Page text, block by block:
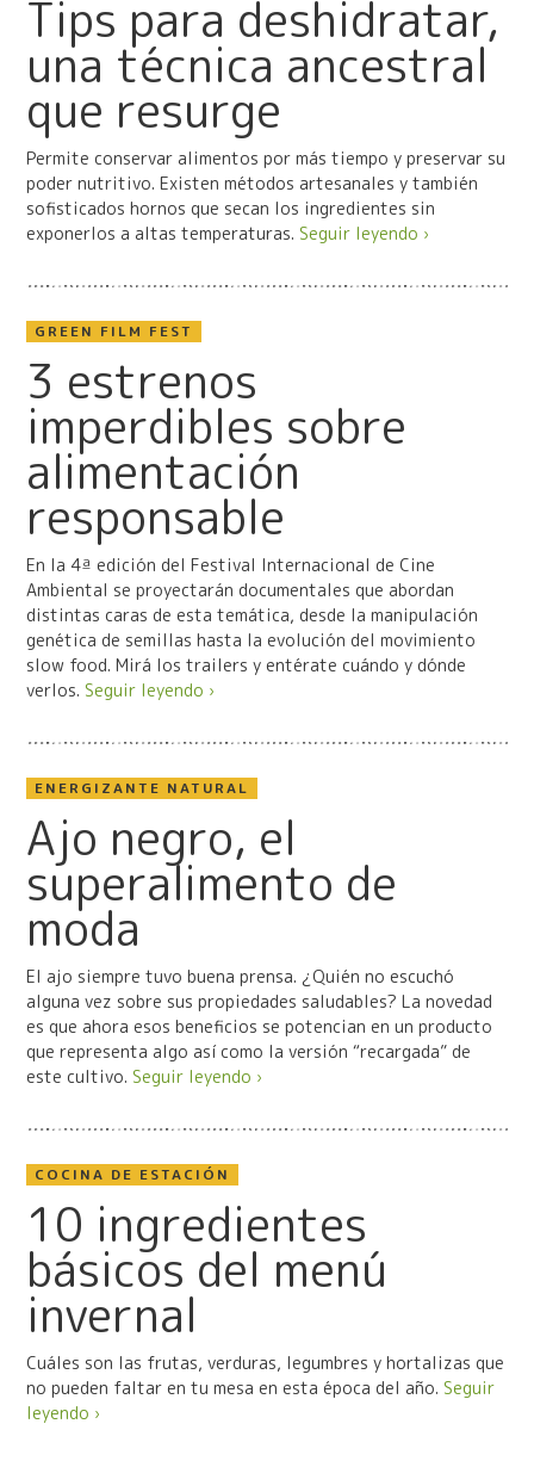
Tips para deshidratar,
una técnica ancestral
que resurge
Permite conservar alimentos por más tiempo y preservar su
poder nutritivo. Existen métodos artesanales y también
sofisticados hornos que secan los ingredientes sin
exponerlos a altas temperaturas. Seguir leyendo ›
GREEN FILM FEST
3 estrenos
imperdibles sobre
alimentación
responsable
En la 4ª edición del Festival Internacional de Cine
Ambiental se proyectarán documentales que abordan
distintas caras de esta temática, desde la manipulación
genética de semillas hasta la evolución del movimiento
slow food. Mirá los trailers y entérate cuándo y dónde
verlos. Seguir leyendo ›
ENERGIZANTE NATURAL
Ajo negro, el
superalimento de
moda
El ajo siempre tuvo buena prensa. ¿Quién no escuchó
alguna vez sobre sus propiedades saludables? La novedad
es que ahora esos beneficios se potencian en un producto
que representa algo así como la versión “recargada” de
este cultivo. Seguir leyendo ›
COCINA DE ESTACIÓN
10 ingredientes
básicos del menú
invernal
Cuáles son las frutas, verduras, legumbres y hortalizas que
no pueden faltar en tu mesa en esta época del año. Seguir
leyendo ›